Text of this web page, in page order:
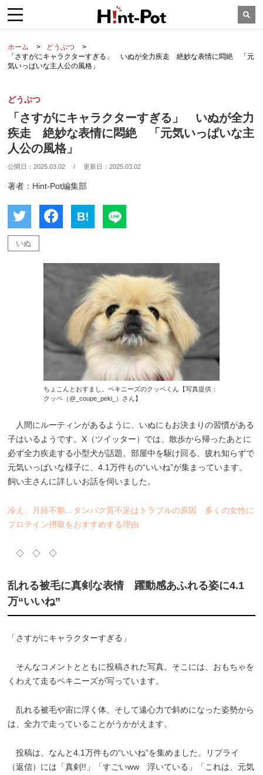
ホーム
どうぶつ
「さすがにキャラクターすぎる」 いぬが全力疾走 絶妙な表情に悶絶 「元
気いっぱいな主人公の風格」
どうぶつ
「さすがにキャラクターすぎる」 いぬが全力
疾走 絶妙な表情に悶絶 「元気いっぱいな主
人公の風格」
公開日：2025.03.02 / 更新日：2025.03.02
著者：Hint-Pot編集部
B!
いぬ
ちょこんとおすまし。ペキニーズのクッペくん【写真提供：
クッペ（@_coupe_peki_）さん】
人間にルーティンがあるように、いぬにもお決まりの習慣がある
子はいるようです。X（ツイッター）では、散歩から帰ったあとに
必ず全力疾走する小型犬が話題。部屋中を駆け回る、疲れ知らずで
元気いっぱいな様子に、4.1万件もの“いいね”が集まっています。
飼い主さんに詳しいお話を伺いました。
冷え、月経不順…タンパク質不足はトラブルの原因 多くの女性に
プロテイン摂取をおすすめする理由
◇ ◇ ◇
乱れる被毛に真剣な表情 躍動感あふれる姿に4.1
万“いいね”
「さすがにキャラクターすぎる」
そんなコメントとともに投稿された写真。そこには、おもちゃを
くわえて走るペキニーズが写っています。
乱れる被毛や宙に浮く体、そして遠心力で斜めになった姿勢から
は、全力で走っていることがうかがえます。
投稿は、なんと4.1万件もの“いいね”を集めました。リプライ
（返信）には「真剣!!」「すごいww 浮いている」「これは、元気